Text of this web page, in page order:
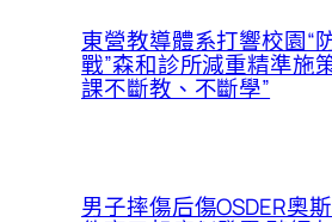
東營教導體系打響校園“
戰”森和診所減重精準施
課不斷教、不斷學”
男子摔傷后傷OSDER奧